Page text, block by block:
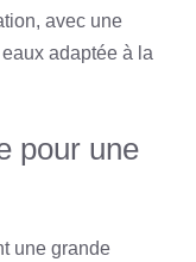
avec une
adaptée à la
pour une
une grande